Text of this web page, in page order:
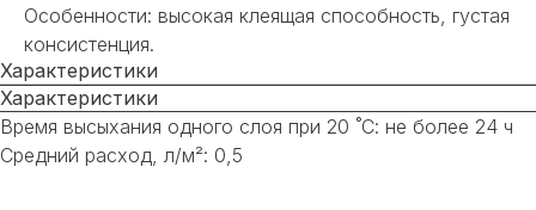
Особенности: высокая клеящая способность, густая
консистенция.
Характеристики
Характеристики
Время высыхания одного слоя при 20 ˚С: не более 24 ч
Средний расход, л/м²: 0,5